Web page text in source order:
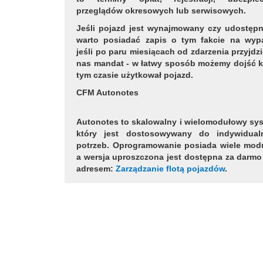
przeglądów okresowych lub serwisowych.
Jeśli pojazd jest wynajmowany czy
warto posiadać zapis o tym fakcie na
jeśli po paru miesiącach od zdarzenia
nas mandat - w łatwy sposób możemy dojść
tym czasie użytkował pojazd.
CFM Autonotes
Autonotes to skalowalny i wielomodułowy
który jest dostosowywany do
potrzeb. Oprogramowanie posiada wiele
a wersja uproszczona jest dostępna za
adresem: Zarządzanie flotą pojazdów.